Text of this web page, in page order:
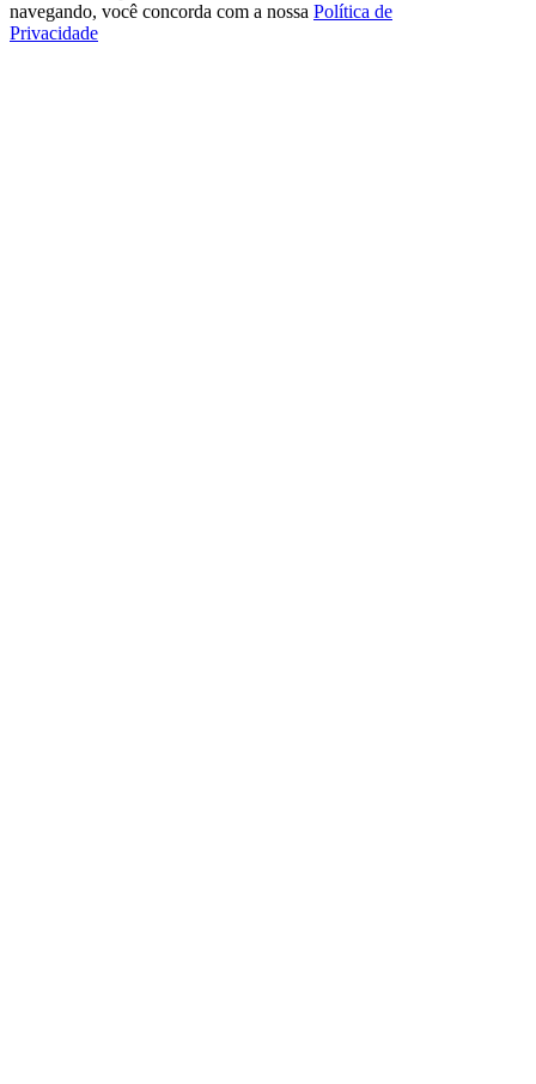
navegando, você concorda com a nossa Política de
Privacidade